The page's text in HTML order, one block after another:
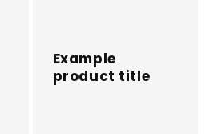
Example
product title